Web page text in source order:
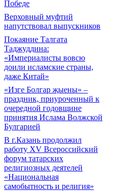
Победе
Верховный муфтий
напутствовал выпускников
Покаяние Талгата
Таджуддина:
«Империалисты вовсю
доили исламские страны,
даже Китай»
«Изге Болгар җыены» –
праздник, приуроченный к
очередной годовщине
принятия Ислама Волжской
Булгарией
В г.Казань продолжил
работу XV Всероссийский
форум татарских
религиозных деятелей
«Национальная
самобытность и религия»